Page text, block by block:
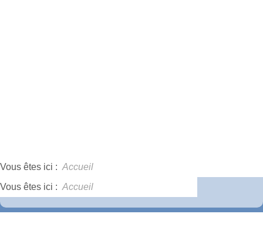
Vous êtes ici : Accueil
Vous êtes ici : Accueil